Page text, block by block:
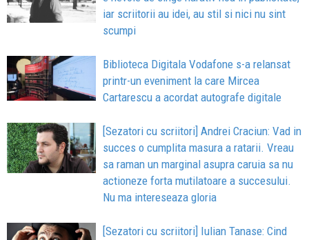
iar scriitorii au idei, au stil si nici nu sint
scumpi
Biblioteca Digitala Vodafone s-a relansat
printr-un eveniment la care Mircea
Cartarescu a acordat autografe digitale
[Sezatori cu scriitori] Andrei Craciun: Vad in
succes o cumplita masura a ratarii. Vreau
sa raman un marginal asupra caruia sa nu
actioneze forta mutilatoare a succesului.
Nu ma intereseaza gloria
[Sezatori cu scriitori] Iulian Tanase: Cind